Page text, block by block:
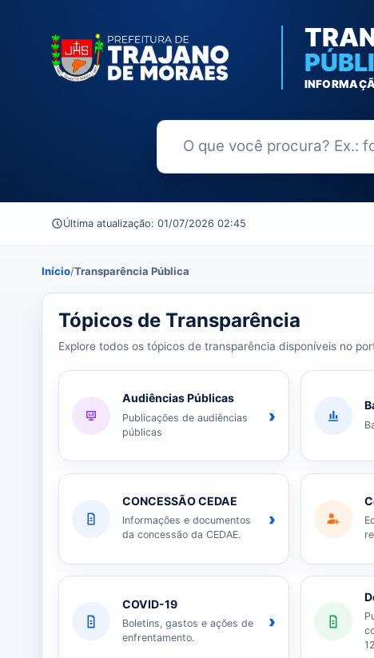
Buscar no Portal da Transparência
Última atualização: 01/07/2026 02:45
Início/Transparência Pública
37 tópicos carregados do banco de dados.
Tópicos de Transparência
Explore todos os tópicos de transparência disponíveis no
Audiências Públicas
Publicações de audiências
públicas
›
CONCESSÃO CEDAE
Informações e documentos
da concessão da CEDAE.
›
COVID-19
Boletins, gastos e ações de
enfrentamento.
›